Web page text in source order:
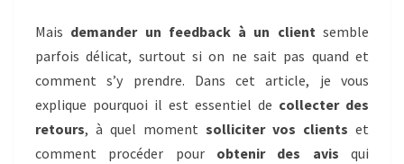
Mais demander un feedback à un clientsemble
parfois délicat, surtout si on ne sait pas quand et
comment s’y prendre. Dans cet article, je vous
explique pourquoi il est essentiel de collecter des
retours, à quel moment solliciter vos clients et
comment procéder pour obtenir des avis qui